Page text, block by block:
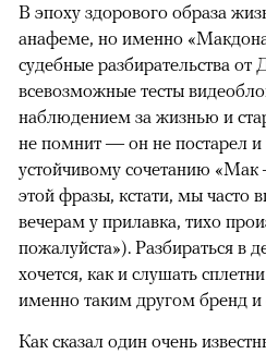
В эпоху здорового образа
анафеме, но именно
судебные разбирательства
всевозможные тесты
наблюдением за жизнью и
не помнит — он не постарел и
устойчивому сочетанию
этой фразы, кстати, мы часто
вечерам у прилавка, тихо
пожалуйста»). Разбираться в
хочется, как и слушать
именно таким другом бренд и
Как сказал один очень